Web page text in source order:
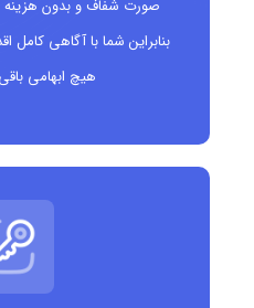
صورت شفاف و بدون هزینه
بنابراین شما با آگاهی کامل
هیچ ابهامی